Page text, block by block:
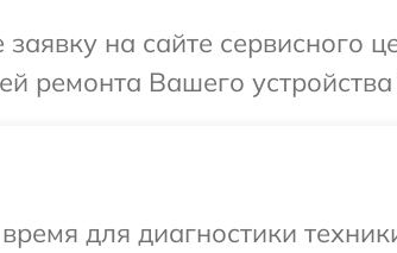
на сайте
ремонта Вашего
для диагностики